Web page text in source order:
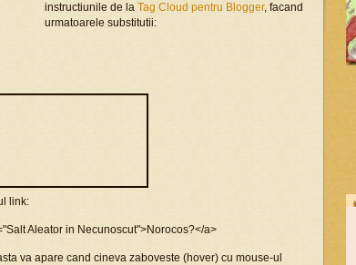
instructiunile de la Tag Cloud pentru Blogger, facand
urmatoarele substitutii:
link:
Aleator in Necunoscut">Norocos?</a>
va apare cand cineva zaboveste (hover) cu mouse-ul